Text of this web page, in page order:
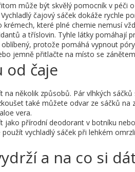
může být skvělý pomocník v péči
čajový sáček dokáže rychle
které plné chemie nemusí
a tříslovin. Tyhle látky pomáhají
protože pomáhá vypnout
jemně přitlačte na místo se
od čaje
několik způsobů. Pár vlhkých
také můžete odvar ze sáčků na
vera.
jako přírodní deodorant v botníku
vychladlý sáček při lehkém
a na co si